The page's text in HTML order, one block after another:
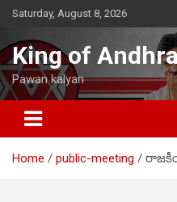
Skip
content
Saturday, August 8, 2026
King of
Pawan kalyan
Home public-meeting